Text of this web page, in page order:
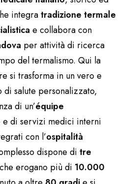
integratradizione termale
e collabora con
per attività di ricerca
del termalismo. Qui la
si trasforma in un vero e
salute personalizzato,
di un’équipe
e di servizi medici interni
con l’ospitalità
dispone di tre
erogano più di 10.000